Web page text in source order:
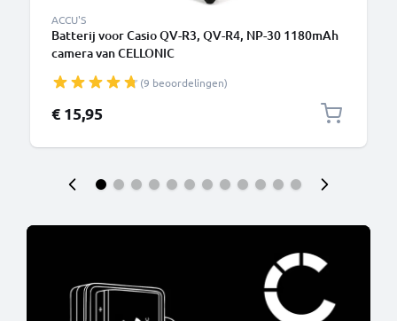
ACCU'S
Batterij voor Casio QV-R3, QV-R4, NP-30 1180mAh
camera van CELLONIC
(9 beoordelingen)
€ 15,95